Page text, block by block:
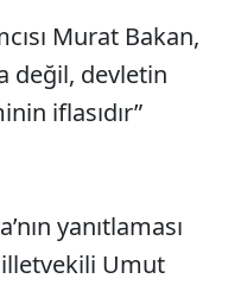
Murat Bakan,
değil, devletin
iflasıdır”
yanıtlaması
Umut